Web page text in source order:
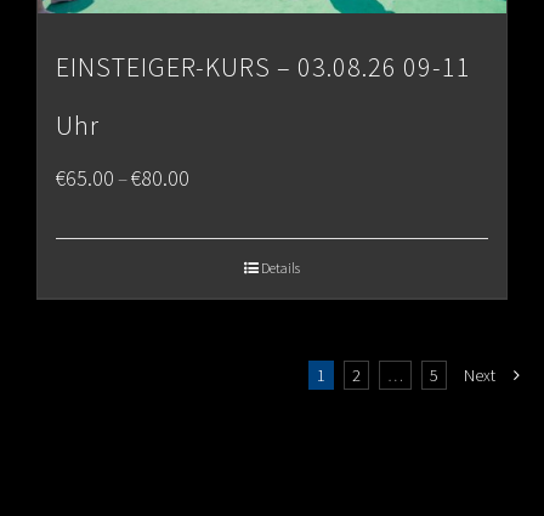
EINSTEIGER-KURS – 03.08.26 09-11
Uhr
€65.00–€80.00
Details
1 2 … 5 Next